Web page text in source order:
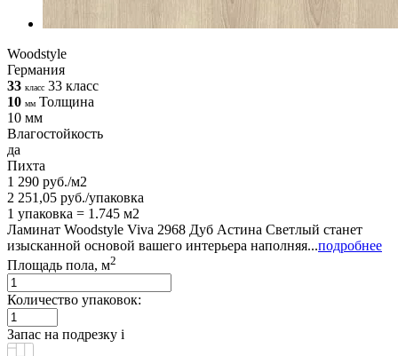
Woodstyle
Германия
33 класс 33 класс
10 мм Толщина
10 мм
Влагостойкость
да
Пихта
1 290 руб./м2
2 251,05 руб./упаковка
1 упаковка = 1.745 м2
Ламинат Woodstyle Viva 2968 Дуб Астина Светлый станет
изысканной основой вашего интерьера наполняя...подробнее
Площадь пола, м2
Количество упаковок:
Запас на подрезку i